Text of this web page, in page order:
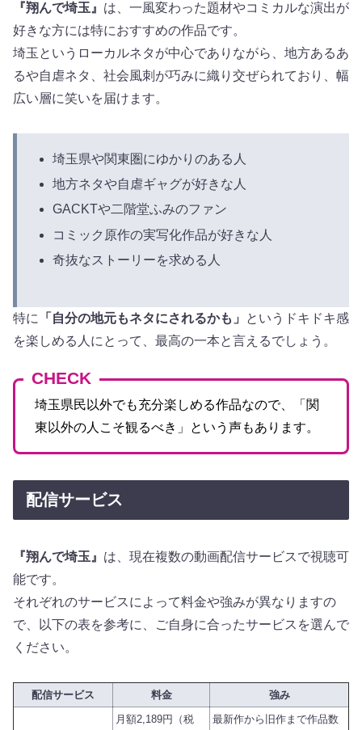
『翔んで埼玉』 は、一風変わった題材やコミカルな演出が
好きな方には特におすすめの作品です。
埼玉というローカルネタが中心でありながら、地方あるあ
るや自虐ネタ、社会風刺が巧みに織り交ぜられており、幅
広い層に笑いを届けます。
埼玉県や関東圏にゆかりのある人
地方ネタや自虐ギャグが好きな人
GACKTや二階堂ふみのファン
コミック原作の実写化作品が好きな人
奇抜なストーリーを求める人
特に 「自分の地元もネタにされるかも」
というドキドキ感
を楽しめる人にとって、最高の一本と言えるでしょう。
CHECK
埼玉県民以外でも充分楽しめる作品なので、「関
東以外の人こそ観るべき」という声もあります。
配信サービス
『翔んで埼玉』 は、現在複数の動画配信サービスで視聴可
能です。
それぞれのサービスによって料金や強みが異なりますの
で、以下の表を参考に、ご自身に合ったサービスを選んで
ください。
配信サービス 料金 強み
月額2,189円（税
最新作から旧作まで作品数